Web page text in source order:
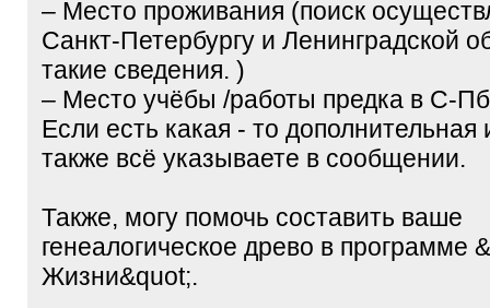
– Место проживания (поиск
Санкт-Петербургу и Ленинградской
такие сведения. )
– Место учёбы /работы предка в С-Пб
Если есть какая - то
также всё указываете в сообщении.
Также, могу помочь составить ваше
генеалогическое древо в программе
Жизни&quot;.